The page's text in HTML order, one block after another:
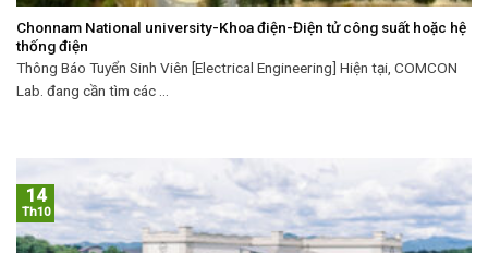
Chonnam National university-Khoa điện-Điện tử công suất hoặc hệ
thống điện
Thông Báo Tuyển Sinh Viên [Electrical Engineering] Hiện tại, COMCON
Lab. đang cần tìm các ...
14
Th10